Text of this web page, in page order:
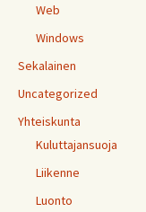
Web
Windows
Sekalainen
Uncategorized
Yhteiskunta
Kuluttajansuoja
Liikenne
Luonto